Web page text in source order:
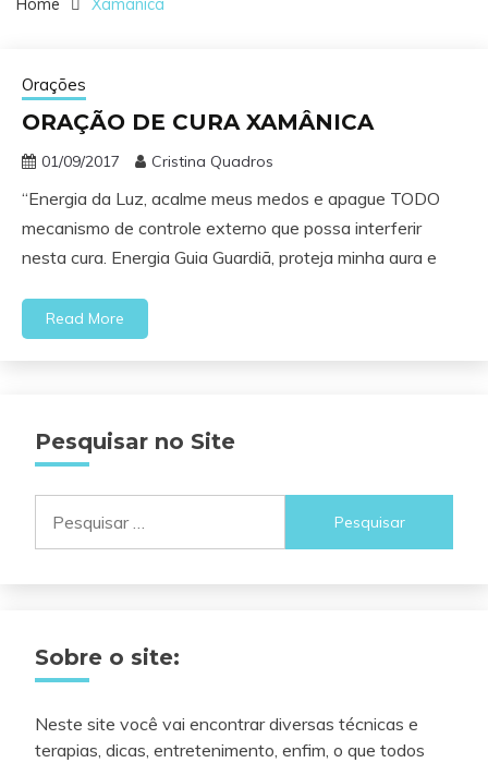
Home Xamânica
Orações
ORAÇÃO DE CURA XAMÂNICA
01/09/2017 Cristina Quadros
“Energia da Luz, acalme meus medos e apague TODO
mecanismo de controle externo que possa interferir
nesta cura. Energia Guia Guardiã, proteja minha aura e
Read More
Pesquisar no Site
por:
Sobre o site:
Neste site você vai encontrar diversas técnicas e
terapias, dicas, entretenimento, enfim, o que todos